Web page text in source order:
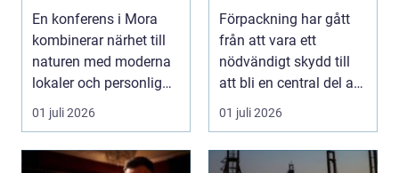
En konferens i Mora
kombinerar närhet till
naturen med moderna
lokaler och personlig
service. För må...
01 juli 2026
hållbarhet och
lönsamhet
Förpackning har gått
från att vara ett
nödvändigt skydd till
att bli en central del av
varumärket, k...
01 juli 2026